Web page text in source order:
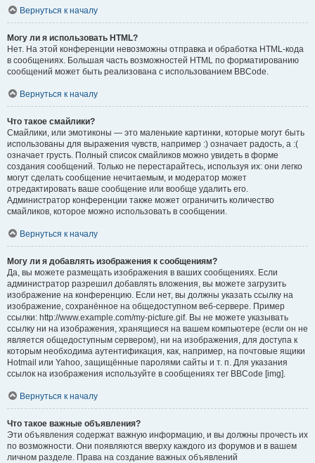
Вернуться к началу
Могу ли я использовать HTML?
Нет. На этой конференции невозможны отправка и обработка HTML-кода
в сообщениях. Большая часть возможностей HTML по форматированию
сообщений может быть реализована с использованием BBCode.
Вернуться к началу
Что такое смайлики?
Смайлики, или эмотиконы — это маленькие картинки, которые могут быть
использованы для выражения чувств, например :) означает радость, а :(
означает грусть. Полный список смайликов можно увидеть в форме
создания сообщений. Только не перестарайтесь, используя их: они легко
могут сделать сообщение нечитаемым, и модератор может
отредактировать ваше сообщение или вообще удалить его.
Администратор конференции также может ограничить количество
смайликов, которое можно использовать в сообщении.
Вернуться к началу
Могу ли я добавлять изображения к сообщениям?
Да, вы можете размещать изображения в ваших сообщениях. Если
администратор разрешил добавлять вложения, вы можете загрузить
изображение на конференцию. Если нет, вы должны указать ссылку на
изображение, сохранённое на общедоступном веб-сервере. Пример
ссылки: http://www.example.com/my-picture.gif. Вы не можете указывать
ссылку ни на изображения, хранящиеся на вашем компьютере (если он не
является общедоступным сервером), ни на изображения, для доступа к
которым необходима аутентификация, как, например, на почтовые ящики
Hotmail или Yahoo, защищённые паролями сайты и т. п. Для указания
ссылок на изображения используйте в сообщениях тег BBCode [img].
Вернуться к началу
Что такое важные объявления?
Эти объявления содержат важную информацию, и вы должны прочесть их
по возможности. Они появляются вверху каждого из форумов и в вашем
личном разделе. Права на создание важных объявлений